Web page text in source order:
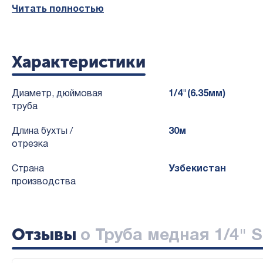
*Обращаем ваше внимание - изображение товара на странице
Читать полностью
Характеристики
Диаметр, дюймовая
труба
1/4"(6.35мм)
Длина бухты /
отрезка
30м
Страна
производства
Узбекистан
Отзывы о Труба медная 1/4"